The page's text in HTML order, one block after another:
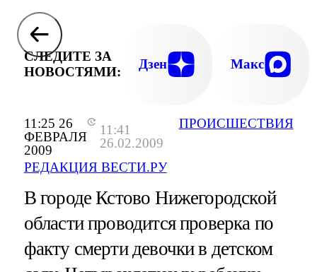
11:25 26
ФЕВРАЛЯ
2009
11:41
26.02.2009
РЕДАКЦИЯ ВЕСТИ.РУ
ПРОИСШЕСТВИЯ
СЛЕДИТЕ ЗА
НОВОСТЯМИ:
Дзен Макс
В городе Кстово Нижегородской
области проводится проверка по
факту смерти девочки в детском